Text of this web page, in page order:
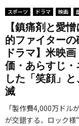
スポーツ ドラマ 映画
【鎮痛剤と愛
的ファイター
ドラマ】米映
価・あらすじ
した「笑顔」
滅
「製作費4,000万ドル
が交錯する、ロック様